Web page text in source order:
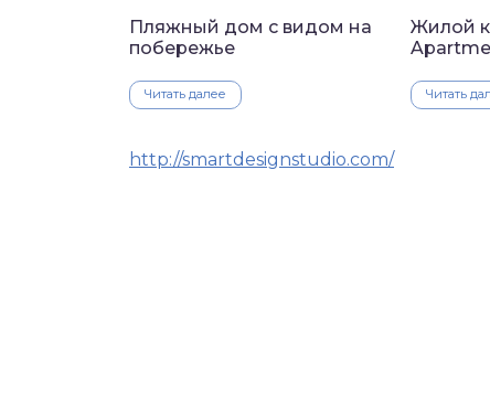
Пляжный дом с видом на
побережье
Читать далее
Жилой
Читать
http://smartdesignstudio.com/